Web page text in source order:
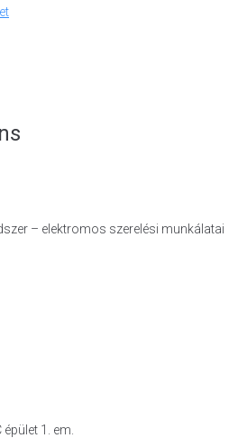
– elektromos szerelési munkálatai
1. em.